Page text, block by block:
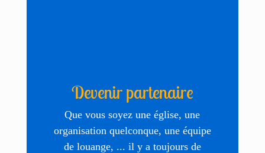
Devenir partenaire
Que vous soyez une église, une
organisation quelconque, une équipe
de louange, ... il y a toujours de